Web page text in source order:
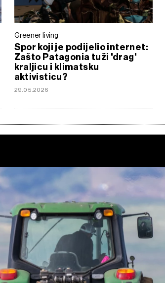
Greener living
Spor koji je podijelio internet:
Zašto Patagonia tuži 'drag'
kraljicu i klimatsku
aktivisticu?
29.05.2026